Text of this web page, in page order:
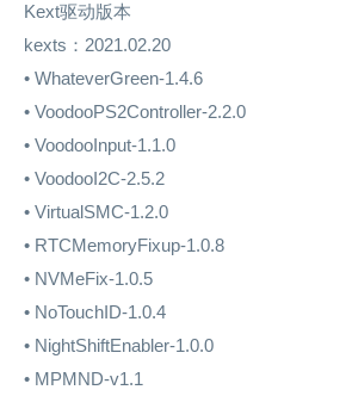
Kext驱动版本
kexts：2021.02.20
• WhateverGreen-1.4.6
• VoodooPS2Controller-2.2.0
• VoodooInput-1.1.0
• VoodooI2C-2.5.2
• VirtualSMC-1.2.0
• RTCMemoryFixup-1.0.8
• NVMeFix-1.0.5
• NoTouchID-1.0.4
• NightShiftEnabler-1.0.0
• MPMND-v1.1